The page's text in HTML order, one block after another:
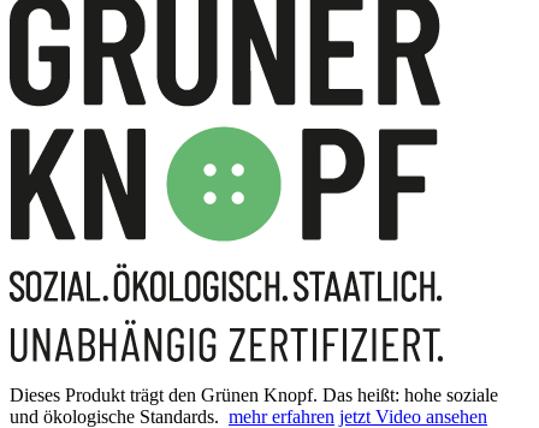
Dieses Produkt trägt den Grünen Knopf. Das heißt: hohe soziale
und ökologische Standards. mehr erfahren jetzt Video ansehen